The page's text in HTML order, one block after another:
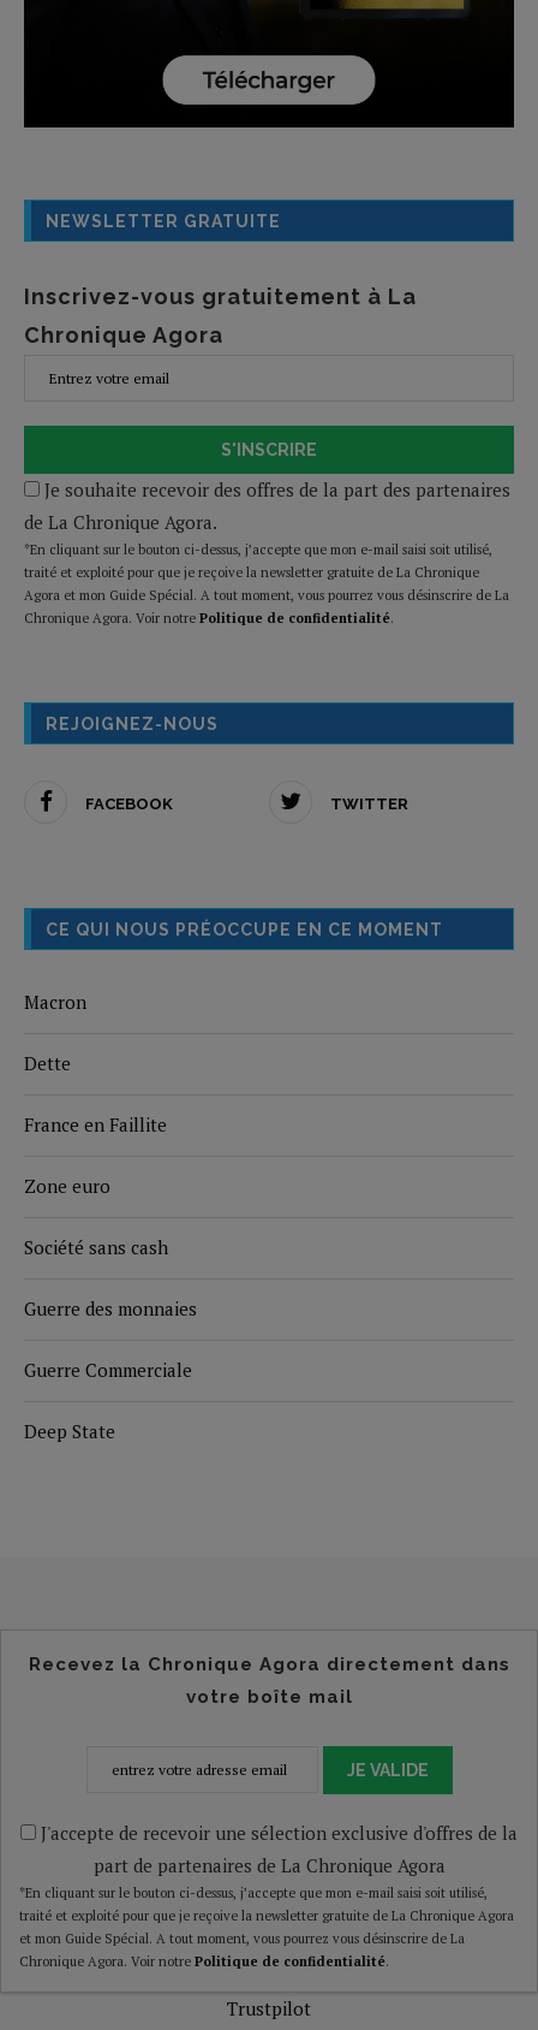
NEWSLETTER GRATUITE
Inscrivez-vous gratuitement à La
Chronique Agora
S'INSCRIRE
Je souhaite recevoir des offres de la part des partenaires
de La Chronique Agora.
*En cliquant sur le bouton ci-dessus, j’accepte que mon e-mail saisi soit utilisé,
traité et exploité pour que je reçoive la newsletter gratuite de La Chronique
Agora et mon Guide Spécial. A tout moment, vous pourrez vous désinscrire de La
Chronique Agora. Voir notre Politique de confidentialité.
REJOIGNEZ-NOUS
FACEBOOK TWITTER
CE QUI NOUS PRÉOCCUPE EN CE MOMENT
Macron
Dette
France en Faillite
Zone euro
Société sans cash
Guerre des monnaies
Guerre Commerciale
Deep State
Recevez la Chronique Agora directement dans
votre boîte mail
JE VALIDE
J'accepte de recevoir une sélection exclusive d'offres de la
part de partenaires de La Chronique Agora
*En cliquant sur le bouton ci-dessus, j’accepte que mon e-mail saisi soit utilisé,
traité et exploité pour que je reçoive la newsletter gratuite de La Chronique Agora
et mon Guide Spécial. A tout moment, vous pourrez vous désinscrire de La
Chronique Agora. Voir notre Politique de confidentialité.
Trustpilot